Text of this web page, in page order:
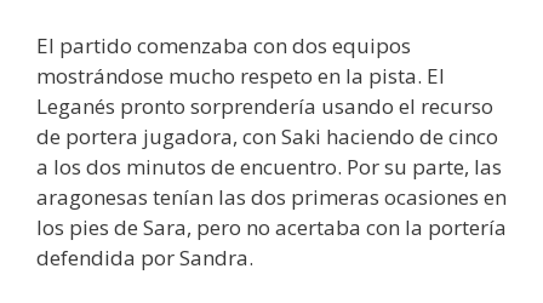
El partido comenzaba con dos equipos
mostrándose mucho respeto en la pista. El
Leganés pronto sorprendería usando el recurso
de portera jugadora, con Saki haciendo de cinco
a los dos minutos de encuentro. Por su parte, las
aragonesas tenían las dos primeras ocasiones en
los pies de Sara, pero no acertaba con la portería
defendida por Sandra.